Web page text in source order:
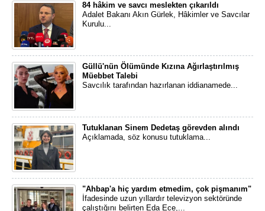
84 hâkim ve savcı meslekten çıkarıldı
Adalet Bakanı Akın Gürlek, Hâkimler ve Savcılar
Kurulu...
Güllü'nün Ölümünde Kızına Ağırlaştırılmış
Müebbet Talebi
Savcılık tarafından hazırlanan iddianamede...
Tutuklanan Sinem Dedetaş görevden alındı
Açıklamada, söz konusu tutuklama...
"Ahbap'a hiç yardım etmedim, çok pişmanım"
İfadesinde uzun yıllardır televizyon sektöründe
çalıştığını belirten Eda Ece,...